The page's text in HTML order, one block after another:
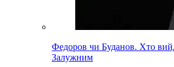
Федоров чи Буданов. Хто
Залужним